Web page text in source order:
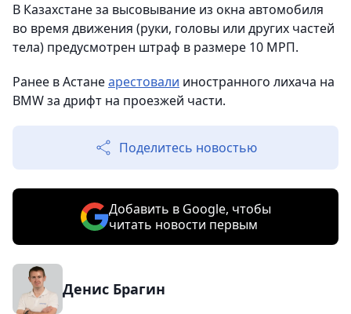
В Казахстане за высовывание из окна автомобиля
во время движения (руки, головы или других частей
тела) предусмотрен штраф в размере 10 МРП.
Ранее в Астанеарестовали иностранного лихача на
BMW за дрифт на проезжей части.
Поделитесь новостью
Добавить в Google, чтобы
читать новости первым
Денис Брагин